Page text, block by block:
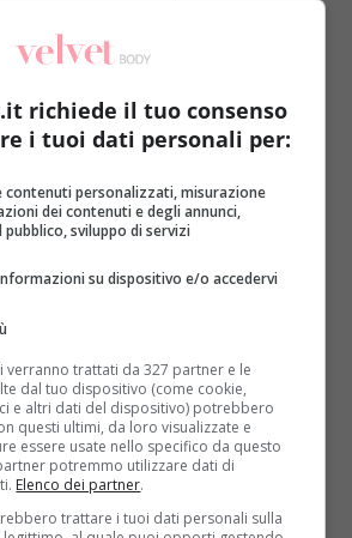
un velo di incertezza su quel
dal profondo del cuore.
storia d’amore basata sin dal
e sulla complicità. Chiara ed
Stavano insieme da 7 anni,
si erano incontrati, conosciuti e
la malattia avesse impedito alla
una bella relazione. Al contrario,
stata per lei una vera fonte di
di vivere, dandole la forza di
stessa per sopravvivere.
ha però smontato
al pronto soccorso e poi
San Giuseppe di Empoli, Chiara si
richiede il tuo consenso
i tuoi dati personali per:
contenuti personalizzati, misurazione
dei contenuti e degli annunci,
pubblico, sviluppo di servizi
su dispositivo e/o accedervi
verranno trattati da 327 partner e le
dal tuo dispositivo (come cookie,
e altri dati del dispositivo) potrebbero
questi ultimi, da loro visualizzate e
essere usate nello specifico da questo
potremmo utilizzare dati di
Elenco dei partner.
trattare i tuoi dati personali sulla